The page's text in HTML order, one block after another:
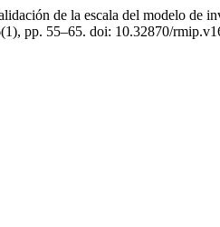
de la escala del modelo de
pp. 55–65. doi: 10.32870/